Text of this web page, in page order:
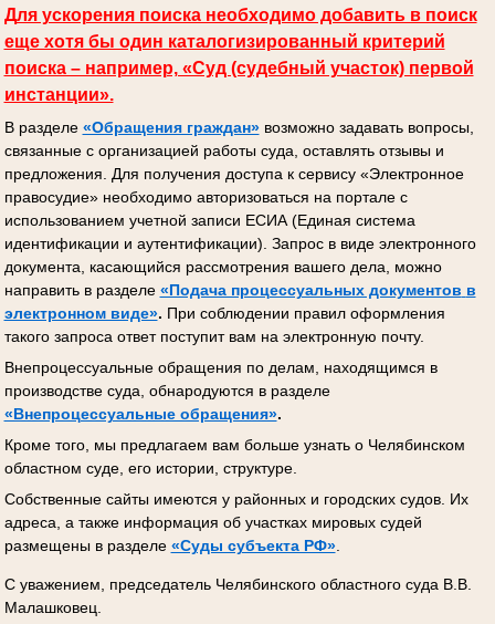
Для ускорения поиска необходимо добавить в поиск
еще хотя бы один каталогизированный критерий
поиска – например, «Суд (судебный участок) первой
инстанции».
В разделе «Обращения граждан»возможно задавать вопросы,
связанные с организацией работы суда, оставлять отзывы и
предложения. Для получения доступа к сервису «Электронное
правосудие» необходимо авторизоваться на портале с
использованием учетной записи ЕСИА (Единая система
идентификации и аутентификации). Запрос в виде электронного
документа, касающийся рассмотрения вашего дела, можно
направить в разделе «Подача процессуальных документов в
электронном виде». При соблюдении правил оформления
такого запроса ответ поступит вам на электронную почту.
Внепроцессуальные обращения по делам, находящимся в
производстве суда, обнародуются в разделе
«Внепроцессуальные обращения».
Кроме того, мы предлагаем вам больше узнать о Челябинском
областном суде, его истории, структуре.
Собственные сайты имеются у районных и городских судов. Их
адреса, а также информация об участках мировых судей
размещены в разделе «Суды субъекта РФ».
С уважением, председатель Челябинского областного суда В.В.
Малашковец.